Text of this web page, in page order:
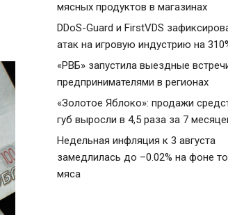
мясных продуктов в магазинах
DDoS-Guard и FirstVDS
атак на игровую индустрию на
«РВБ» запустила выездные
предпринимателями в регионах
«Золотое Яблоко»: продажи
губ выросли в 4,5 раза за 7
Недельная инфляция к 3 августа
замедлилась до –0.02% на фоне
мяса